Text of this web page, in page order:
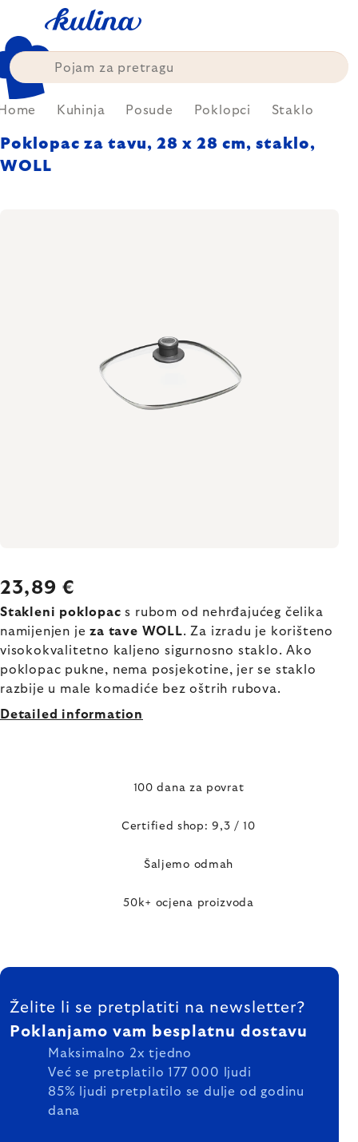
content
Kuhinja Posude Poklopci Staklo
Poklopac za tavu, 28 x 28 cm, staklo,
WOLL
23,89 €
Stakleni poklopacs rubom od nehrđajućeg čelika
namijenjen jeza tave WOLL. Za izradu je korišteno
visokokvalitetno kaljeno sigurnosno staklo. Ako
poklopac pukne, nema posjekotine, jer se staklo
razbije u male komadiće bez oštrih rubova.
Detailed information
100 dana za povrat
Certified shop: 9,3 / 10
Šaljemo odmah
50k+ ocjena proizvoda
FOOTER
Želite li se pretplatiti na newsletter?
Poklanjamo vam besplatnu dostavu
Maksimalno 2x tjedno
Već se pretplatilo 177 000 ljudi
85% ljudi pretplatilo se dulje od godinu
dana